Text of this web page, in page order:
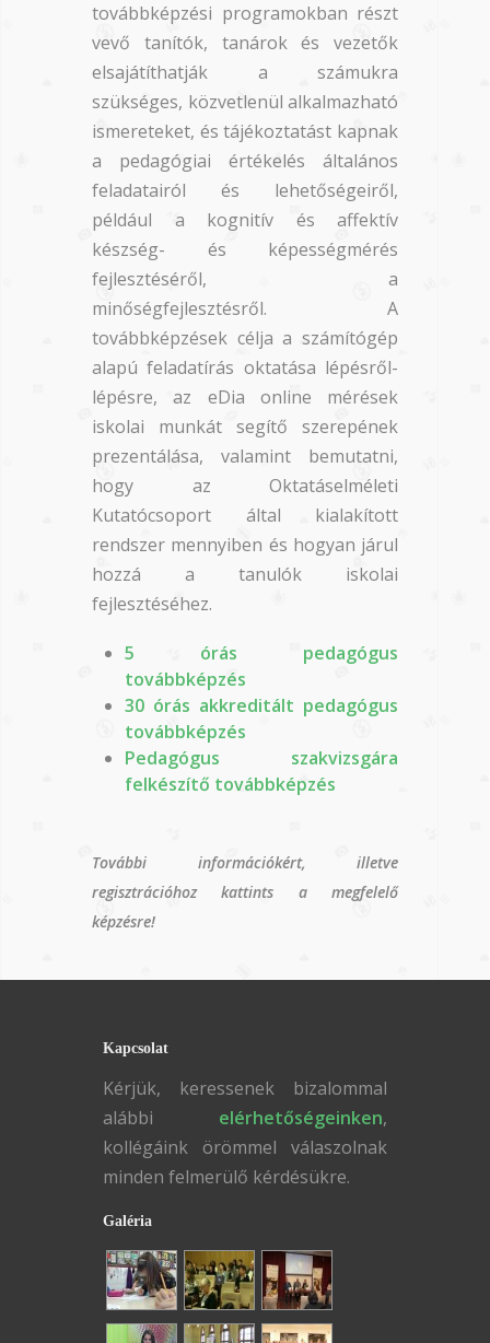
továbbképzési programokban részt
vevő tanítók, tanárok és vezetők
elsajátíthatják a számukra
szükséges, közvetlenül alkalmazható
ismereteket, és tájékoztatást kapnak
a pedagógiai értékelés általános
feladatairól és lehetőségeiről,
például a kognitív és affektív
készség- és képességmérés
fejlesztéséről, a
minőségfejlesztésről. A
továbbképzések célja a számítógép
alapú feladatírás oktatása lépésről-
lépésre, az eDia online mérések
iskolai munkát segítő szerepének
prezentálása, valamint bemutatni,
hogy az Oktatáselméleti
Kutatócsoport által kialakított
rendszer mennyiben és hogyan járul
hozzá a tanulók iskolai
fejlesztéséhez.
5 órás pedagógus
továbbképzés
30 órás akkreditált pedagógus
továbbképzés
Pedagógus szakvizsgára
felkészítő továbbképzés
További információkért, illetve
regisztrációhoz kattints a megfelelő
képzésre!
Kapcsolat
Kérjük, keressenek bizalommal
alábbi elérhetőségeinken,
kollégáink örömmel válaszolnak
minden felmerülő kérdésükre.
Galéria